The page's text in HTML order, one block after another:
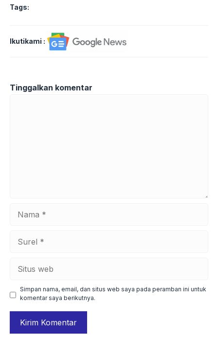
Tags:
Ikutikami :
Tinggalkan komentar
Simpan nama, email, dan situs web saya pada peramban ini untuk
komentar saya berikutnya.